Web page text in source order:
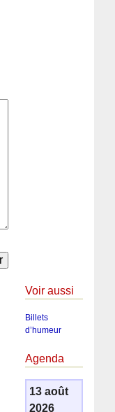
Voir aussi
Billets
d’humeur
Agenda
13 août
2026